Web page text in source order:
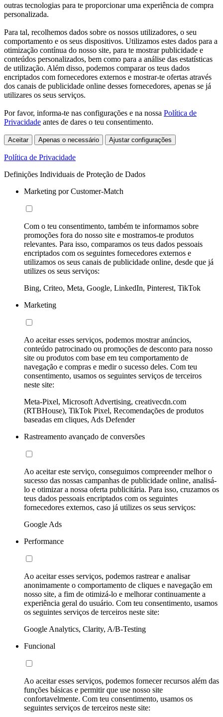
outras tecnologias para te proporcionar uma experiência de compra
personalizada.
Para tal, recolhemos dados sobre os nossos utilizadores, o seu
comportamento e os seus dispositivos. Utilizamos estes dados para a
otimização contínua do nosso site, para te mostrar publicidade e
conteúdos personalizados, bem como para a análise das estatísticas
de utilização. Além disso, podemos comparar os teus dados
encriptados com fornecedores externos e mostrar-te ofertas através
dos canais de publicidade online desses fornecedores, apenas se já
utilizares os seus serviços.
Por favor, informa-te nas configurações e na nossa Política de
Privacidade antes de dares o teu consentimento.
Aceitar Apenas o necessário Ajustar configurações
Política de Privacidade
Definições Individuais de Proteção de Dados
Marketing por Customer-Match
Com o teu consentimento, também te informamos sobre
promoções fora do nosso site e mostramos-te produtos
relevantes. Para isso, comparamos os teus dados pessoais
encriptados com os seguintes fornecedores externos e
utilizamos os seus canais de publicidade online, desde que já
utilizes os seus serviços:
Bing, Criteo, Meta, Google, LinkedIn, Pinterest, TikTok
Marketing
Ao aceitar esses serviços, podemos mostrar anúncios,
conteúdo patrocinado ou promoções de desconto para nosso
site ou produtos com base em teu comportamento de
navegação e compras e medir o sucesso deles. Com teu
consentimento, usamos os seguintes serviços de terceiros
neste site:
Meta-Pixel, Microsoft Advertising, creativecdn.com
(RTBHouse), TikTok Pixel, Recomendações de produtos
baseadas em cliques, Ads Defender
Rastreamento avançado de conversões
Ao aceitar este serviço, conseguimos compreender melhor o
sucesso das nossas campanhas de publicidade online, analisá-
lo e otimizar a nossa oferta publicitária. Para isso, cruzamos os
teus dados pessoais encriptados com os seguintes
fornecedores externos, caso já utilizes os seus serviços:
Google Ads
Performance
Ao aceitar esses serviços, podemos rastrear e analisar
anonimamente o comportamento de cliques e navegação em
nosso site, a fim de otimizá-lo e melhorar continuamente a
experiência geral do usuário. Com teu consentimento, usamos
os seguintes serviços de terceiros neste site:
Google Analytics, Clarity, A/B-Testing
Funcional
Ao aceitar esses serviços, podemos fornecer recursos além das
funções básicas e permitir que use nosso site
confortavelmente. Com teu consentimento, usamos os
seguintes serviços de terceiros neste site: